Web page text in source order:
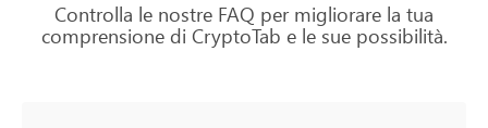
Controlla le nostre FAQ per migliorare la tua
comprensione di CryptoTab e le sue possibilità.